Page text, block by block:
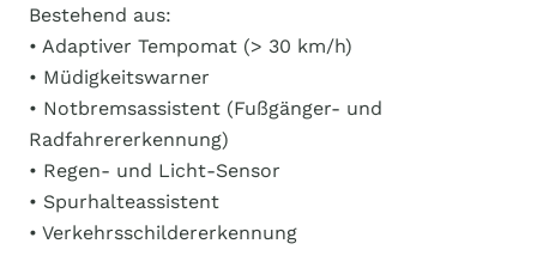
Bestehend aus:
• Adaptiver Tempomat (> 30 km/h)
• Müdigkeitswarner
• Notbremsassistent (Fußgänger- und
Radfahrererkennung)
• Regen- und Licht-Sensor
• Spurhalteassistent
• Verkehrsschildererkennung